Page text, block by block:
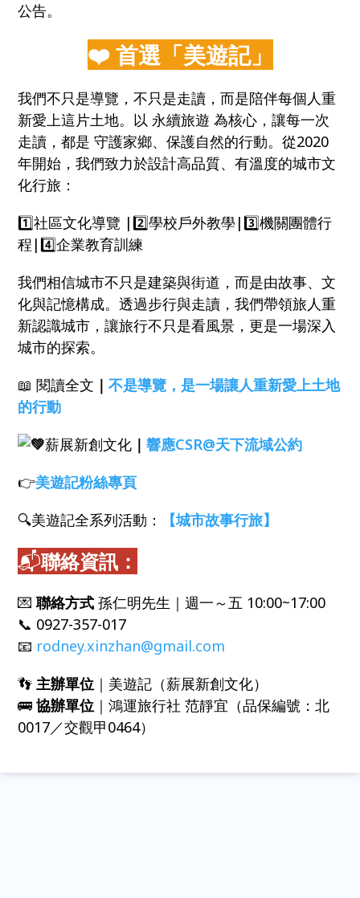
公告。
❤️ 首選「美遊記」
我們不只是導覽，不只是走讀，而是陪伴每個人重
新愛上這片土地。以 永續旅遊 為核心，讓每一次
走讀，都是 守護家鄉、保護自然的行動。從2020
年開始，我們致力於設計高品質、有溫度的城市文
化行旅：
1️⃣社區文化導覽 |2️⃣學校戶外教學|3️⃣機關團體行
程|4️⃣企業教育訓練
我們相信城市不只是建築與街道，而是由故事、文
化與記憶構成。透過步行與走讀，我們帶領旅人重
新認識城市，讓旅行不只是看風景，更是一場深入
城市的探索。
📖 閱讀全文 ｜不是導覽，是一場讓人重新愛上土地
的行動
薪展新創文化 ｜響應CSR@天下流域公約
👉美遊記粉絲專頁
🔍美遊記全系列活動：
【城市故事行旅】
📬聯絡資訊：
💌聯絡方式 孫仁明先生｜週一～五 10:00~17:00
📞 0927-357-017
📧 rodney.xinzhan@gmail.com
👣主辦單位 ｜美遊記（薪展新創文化）
🚌協辦單位 ｜鴻運旅行社 范靜宜（品保編號：北
0017／交觀甲0464）